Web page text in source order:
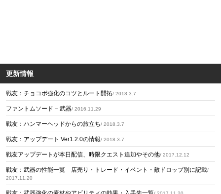
更新情報
戦友：チョコボ強化のコツとルート開拓/ 2018.3.7
ファントムソード – 武器/ 2016.11.29
戦友：ハンマーヘッドからの旅立ち/ 2018.3.7
戦友：アップデート Ver1.2.0の情報/ 2018.3.7
戦友アップデートが本日配信、時限クエスト追加やその他/ 2017.12.12
戦友：武器の性能一覧 店売り・トレード・イベント・敵ドロップ別に記載/
2017.11.20